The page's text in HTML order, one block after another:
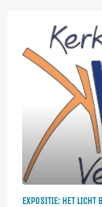
EXPOSITIE: HET LICHT